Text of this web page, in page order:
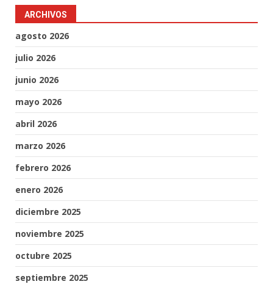
ARCHIVOS
agosto 2026
julio 2026
junio 2026
mayo 2026
abril 2026
marzo 2026
febrero 2026
enero 2026
diciembre 2025
noviembre 2025
octubre 2025
septiembre 2025